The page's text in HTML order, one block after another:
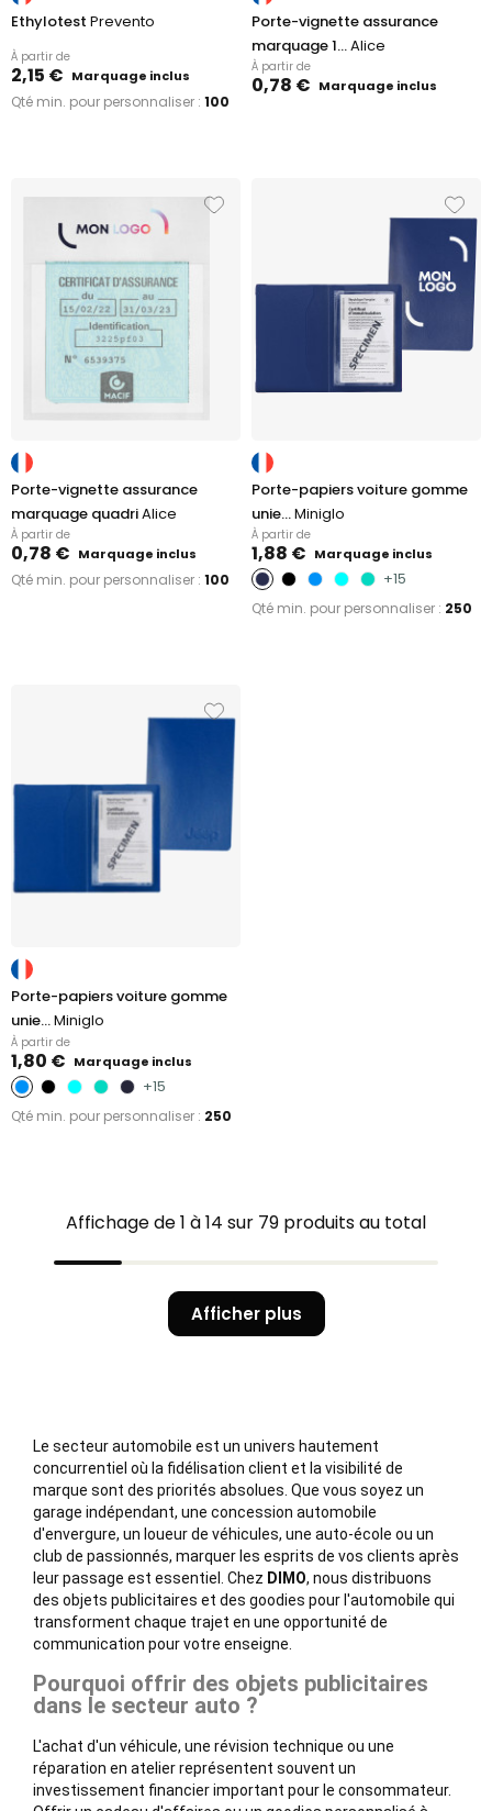
Ethylotest Prevento
À partir de
2,15 € Marquage inclus
Qté min. pour personnaliser : 100
Porte-vignette assurance
marquage 1...Alice
À partir de
0,78 € Marquage inclus
Porte-vignette assurance
marquage quadriAlice
À partir de
0,78 € Marquage inclus
Qté min. pour personnaliser : 100
Porte-papiers voiture gomme
unie...Miniglo
À partir de
1,88 € Marquage inclus
+15
Qté min. pour personnaliser : 250
Porte-papiers voiture gomme
unie...Miniglo
À partir de
1,80 € Marquage inclus
+15
Qté min. pour personnaliser : 250
Affichage de 1 à 14 sur 79 produits au total
Afficher plus
Le secteur automobile est un univers hautement
concurrentiel où la fidélisation client et la visibilité de
marque sont des priorités absolues. Que vous soyez un
garage indépendant, une concession automobile
d'envergure, un loueur de véhicules, une auto-école ou un
club de passionnés, marquer les esprits de vos clients après
leur passage est essentiel. Chez DIMO, nous distribuons
des objets publicitaires et des goodies pour l'automobile qui
transforment chaque trajet en une opportunité de
communication pour votre enseigne.
Pourquoi offrir des objets publicitaires
dans le secteur auto ?
L'achat d'un véhicule, une révision technique ou une
réparation en atelier représentent souvent un
investissement financier important pour le consommateur.